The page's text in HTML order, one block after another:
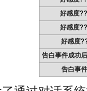
好感度
好感度
好感度
告白事件成功
告白事